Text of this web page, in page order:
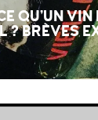
QU’UN
? BRÈVES